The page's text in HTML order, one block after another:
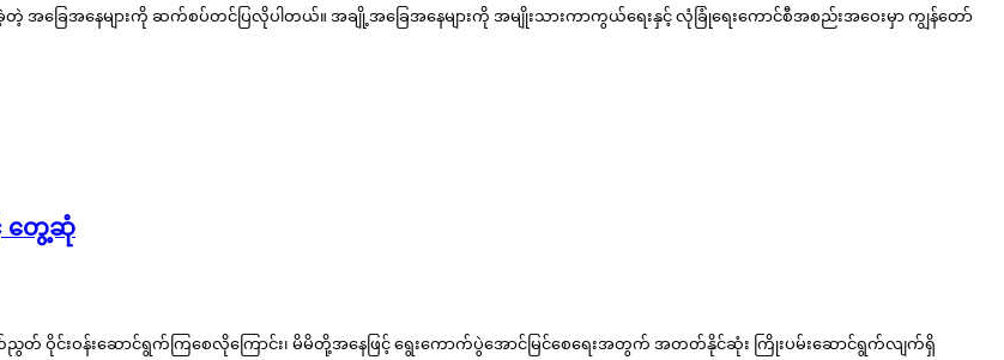
ါ်ခဲ့တဲ့ အခြေအနေများကို ဆက်စပ်တင်ပြလိုပါတယ်။ အချို့အခြေအနေများကို အမျိုးသားကာကွယ်ရေးနှင့် လုံခြုံရေးကောင်စီအစည်းအဝေးမှာ ကျွန်တော်
င့် တွေ့ဆုံ
ဝိုင်းဝန်းဆောင်ရွက်ကြစေလိုကြောင်း၊ မိမိတို့အနေဖြင့် ရွေးကောက်ပွဲအောင်မြင်စေရေးအတွက် အတတ်နိုင်ဆုံး ကြိုးပမ်းဆောင်ရွက်လျက်ရှိ